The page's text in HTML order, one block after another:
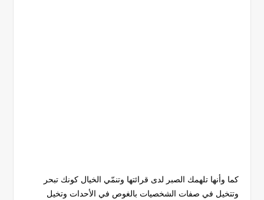
كما وأنها تلهمك الصبر لدى قرائتها وتنمّي الخيال كونك تبحر
وتتخيل في صفات الشخصيات بالغوص في الأحدات وتخيل